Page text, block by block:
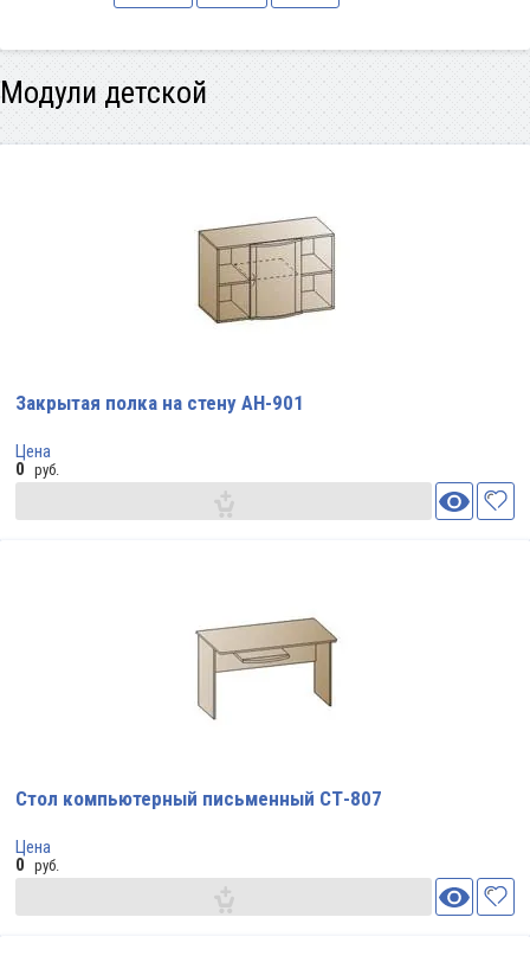
Модули детской
Закрытая полка на стену АН-901
Цена
0 руб.
Стол компьютерный письменный СТ-807
Цена
0 руб.